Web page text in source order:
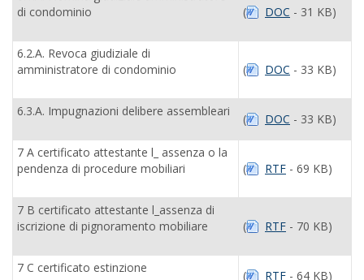
di condominio
( DOC - 31 KB)
6.2.A. Revoca giudiziale di
amministratore di condominio
( DOC - 33 KB)
6.3.A. Impugnazioni delibere assembleari
( DOC - 33 KB)
7 A certificato attestante l_ assenza o la
pendenza di procedure mobiliari
( RTF - 69 KB)
7 B certificato attestante l_assenza di
iscrizione di pignoramento mobiliare
( RTF - 70 KB)
7 C certificato estinzione
( RTF - 64 KB)